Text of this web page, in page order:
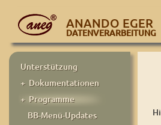
ANANDO EGER
DATENVERARBEITUNG
Unterstützung
+ Dokumentationen
+ Programme
BB-Menü-Updates